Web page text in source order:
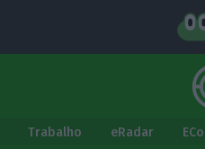
Trabalho eRadar